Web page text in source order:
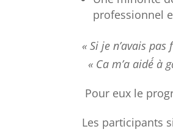
professionnel
« Si je n’avais
« Ca m’a aidé́ à
Pour eux le
Les participants